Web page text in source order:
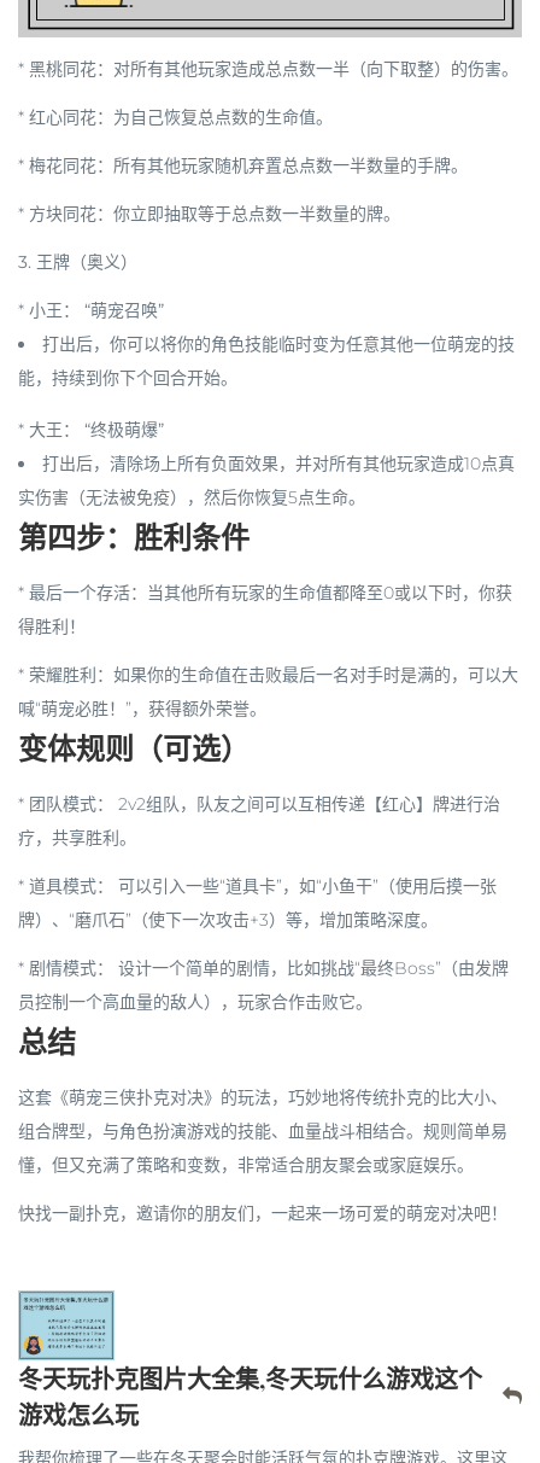
* 黑桃同花：对所有其他玩家造成总点数一半（向下取整）的伤害。
* 红心同花：为自己恢复总点数的生命值。
* 梅花同花：所有其他玩家随机弃置总点数一半数量的手牌。
* 方块同花：你立即抽取等于总点数一半数量的牌。
3. 王牌（奥义）
* 小王： “萌宠召唤”
打出后，你可以将你的角色技能临时变为任意其他一位萌宠的技
能，持续到你下个回合开始。
* 大王： “终极萌爆”
打出后，清除场上所有负面效果，并对所有其他玩家造成10点真
实伤害（无法被免疫），然后你恢复5点生命。
第四步：胜利条件
* 最后一个存活：当其他所有玩家的生命值都降至0或以下时，你获
得胜利！
* 荣耀胜利：如果你的生命值在击败最后一名对手时是满的，可以大
喊“萌宠必胜！”，获得额外荣誉。
变体规则（可选）
* 团队模式： 2v2组队，队友之间可以互相传递【红心】牌进行治
疗，共享胜利。
* 道具模式： 可以引入一些“道具卡”，如“小鱼干”（使用后摸一张
牌）、“磨爪石”（使下一次攻击+3）等，增加策略深度。
* 剧情模式： 设计一个简单的剧情，比如挑战“最终Boss”（由发牌
员控制一个高血量的敌人），玩家合作击败它。
总结
这套《萌宠三侠扑克对决》的玩法，巧妙地将传统扑克的比大小、
组合牌型，与角色扮演游戏的技能、血量战斗相结合。规则简单易
懂，但又充满了策略和变数，非常适合朋友聚会或家庭娱乐。
快找一副扑克，邀请你的朋友们，一起来一场可爱的萌宠对决吧！
冬天玩扑克图片大全集,冬天玩什么游戏这个
游戏怎么玩
我帮你梳理了一些在冬天聚会时能活跃气氛的扑克牌游戏。这里这